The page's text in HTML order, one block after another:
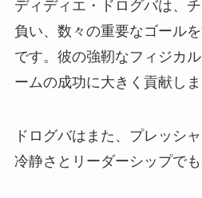
ディディエ・ドログバは、
負い、数々の重要なゴール
です。彼の強靭なフィジカ
ームの成功に大きく貢献しま
ドログバはまた、プレッシ
冷静さとリーダーシップでも